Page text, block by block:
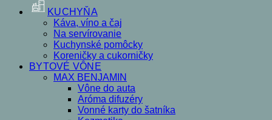
KUCHYŇA
Káva, víno a čaj
Na servírovanie
Kuchynské pomôcky
Koreničky a cukorničky
BYTOVÉ VÔNE
MAX BENJAMIN
Vône do auta
Aróma difuzéry
Vonné karty do šatníka